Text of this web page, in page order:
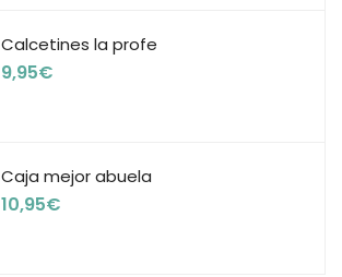
Calcetines la profe
9,95€
Caja mejor abuela
10,95€